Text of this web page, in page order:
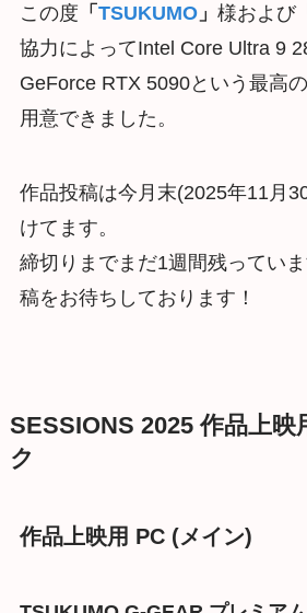
この度 「 TSUKUMO」 様および
協力によってIntel Core Ultra 9
GeForce RTX 5090という最高
用意できました。
作品投稿は今月末(2025年11月
けてます。
締切りまでまだ1週間残ってい
稿をお待ちしております！
SESSIONS 2025 作品上映
ク
作品上映用 PC (メイン)